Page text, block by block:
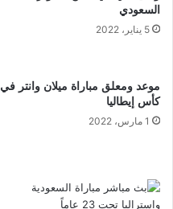
السعودي
5 يناير، 2022
موعد ومعلق مباراة ميلان وانتر في
كأس إيطاليا
1 مارس، 2022